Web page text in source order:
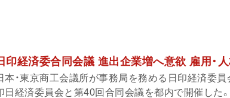
印経済委合同会議 進出企業増へ意欲 雇用・
本・東京商工会議所が事務局を務める日印経済委員
日経済委員会と第40回合同会議を都内で開催した